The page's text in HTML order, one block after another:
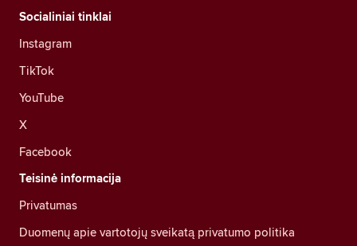
Socialiniai tinklai
Instagram
TikTok
YouTube
X
Facebook
Teisinė informacija
Privatumas
Duomenų apie vartotojų sveikatą privatumo politika